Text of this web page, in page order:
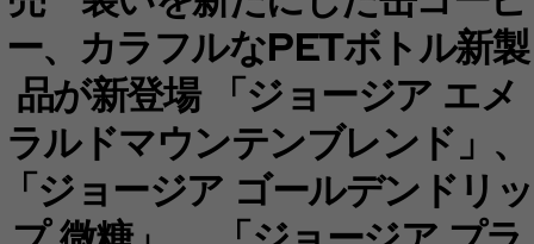
ー、カラフルなPETボトル新製
品が新登場 「ジョージア エメ
ラルドマウンテンブレンド」、
「ジョージア ゴールデンドリッ